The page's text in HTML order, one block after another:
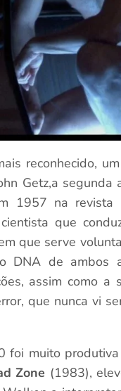
reconhecido,
Getz,a
1957 na revista
que
que serve
DNA de ambos
assim como
que nunca vi
foi muito
Zone (1983),